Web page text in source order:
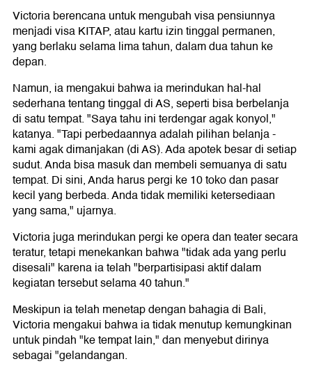
Victoria berencana untuk mengubah visa pensiunnya
menjadi visa KITAP, atau kartu izin tinggal permanen,
yang berlaku selama lima tahun, dalam dua tahun ke
depan.
Namun, ia mengakui bahwa ia merindukan hal-hal
sederhana tentang tinggal di AS, seperti bisa berbelanja
di satu tempat. "Saya tahu ini terdengar agak konyol,"
katanya. "Tapi perbedaannya adalah pilihan belanja -
kami agak dimanjakan (di AS). Ada apotek besar di setiap
sudut. Anda bisa masuk dan membeli semuanya di satu
tempat. Di sini, Anda harus pergi ke 10 toko dan pasar
kecil yang berbeda. Anda tidak memiliki ketersediaan
yang sama," ujarnya.
Victoria juga merindukan pergi ke opera dan teater secara
teratur, tetapi menekankan bahwa "tidak ada yang perlu
disesali" karena ia telah "berpartisipasi aktif dalam
kegiatan tersebut selama 40 tahun."
Meskipun ia telah menetap dengan bahagia di Bali,
Victoria mengakui bahwa ia tidak menutup kemungkinan
untuk pindah "ke tempat lain," dan menyebut dirinya
sebagai "gelandangan.